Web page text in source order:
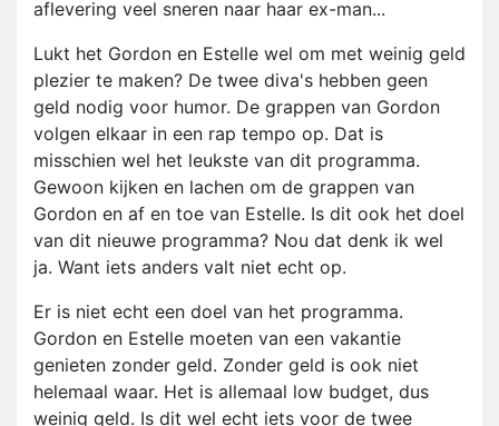
aflevering veel sneren naar haar ex-man...
Lukt het Gordon en Estelle wel om met weinig geld
plezier te maken? De twee diva's hebben geen
geld nodig voor humor. De grappen van Gordon
volgen elkaar in een rap tempo op. Dat is
misschien wel het leukste van dit programma.
Gewoon kijken en lachen om de grappen van
Gordon en af en toe van Estelle. Is dit ook het doel
van dit nieuwe programma? Nou dat denk ik wel
ja. Want iets anders valt niet echt op.
Er is niet echt een doel van het programma.
Gordon en Estelle moeten van een vakantie
genieten zonder geld. Zonder geld is ook niet
helemaal waar. Het is allemaal low budget, dus
weinig geld. Is dit wel echt iets voor de twee